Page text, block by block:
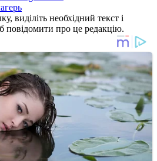
виділіть необхідний текст і
повідомити про це редакцію.